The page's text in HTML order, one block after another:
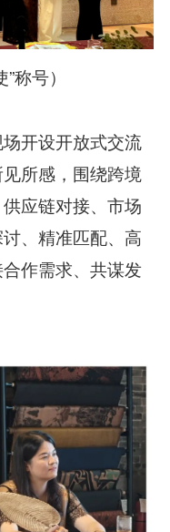
”称号）
开设开放式交流
所感，围绕跨境
应链对接、市场
、精准匹配、高
作需求、共谋发